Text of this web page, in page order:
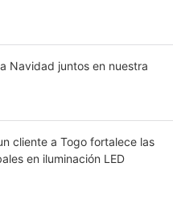
Navidad juntos en nuestra
cliente a Togo fortalece las
en iluminación LED